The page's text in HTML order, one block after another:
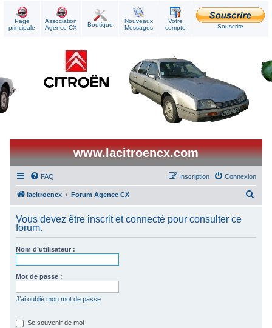
Page
principale
Association
Agence CX
Boutique
Nouveaux
Messages
Votre
compte
Souscrire
www.lacitroencx.com
FAQ Connexion
Inscription
lacitroencx Forum Agence CX
h
Vous devez être inscrit et connecté pour consulter ce
forum.
Nom d’utilisateur :
Mot de passe :
J’ai oublié mon mot de passe
Se souvenir de moi